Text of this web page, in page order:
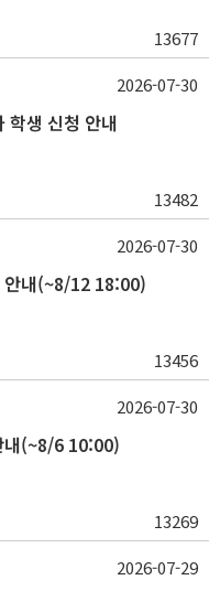
13677
학생 신청 안내
13482
2026-07-30
안내(~8/12 18:00)
13456
2026-07-30
내(~8/6 10:00)
13269
2026-07-30
2026-07-29